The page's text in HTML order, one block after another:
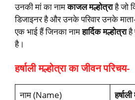
उनकी मां का नामकाजल मल्होत्राहै जो
डिजाइनर है और उनके परिवार उनके
एक भाई हैं जिनका नामहार्दिक मल्होत्राहै
है।
हर्षाली मल्होत्रा का जीवन परिचय-
नाम (Name)